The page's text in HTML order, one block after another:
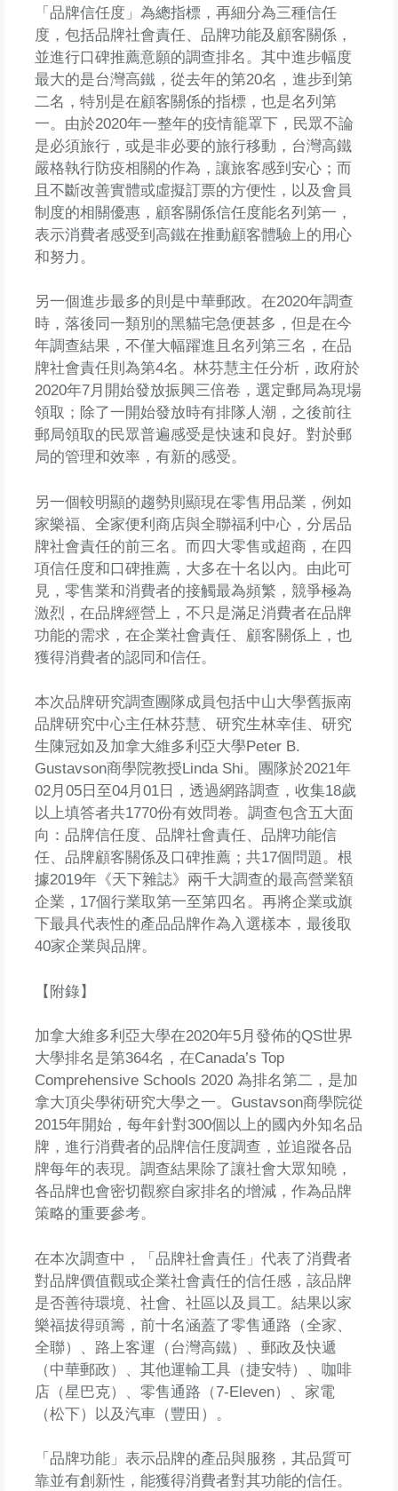
「品牌信任度」為總指標，再細分為三種信任
度，包括品牌社會責任、品牌功能及顧客關係，
並進行口碑推薦意願的調查排名。其中進步幅度
最大的是台灣高鐵，從去年的第20名，進步到第
二名，特別是在顧客關係的指標，也是名列第
一。由於2020年一整年的疫情籠罩下，民眾不論
是必須旅行，或是非必要的旅行移動，台灣高鐵
嚴格執行防疫相關的作為，讓旅客感到安心；而
且不斷改善實體或虛擬訂票的方便性，以及會員
制度的相關優惠，顧客關係信任度能名列第一，
表示消費者感受到高鐵在推動顧客體驗上的用心
和努力。
另一個進步最多的則是中華郵政。在2020年調查
時，落後同一類別的黑貓宅急便甚多，但是在今
年調查結果，不僅大幅躍進且名列第三名，在品
牌社會責任則為第4名。林芬慧主任分析，政府於
2020年7月開始發放振興三倍卷，選定郵局為現場
領取；除了一開始發放時有排隊人潮，之後前往
郵局領取的民眾普遍感受是快速和良好。對於郵
局的管理和效率，有新的感受。
另一個較明顯的趨勢則顯現在零售用品業，例如
家樂福、全家便利商店與全聯福利中心，分居品
牌社會責任的前三名。而四大零售或超商，在四
項信任度和口碑推薦，大多在十名以內。由此可
見，零售業和消費者的接觸最為頻繁，競爭極為
激烈，在品牌經營上，不只是滿足消費者在品牌
功能的需求，在企業社會責任、顧客關係上，也
獲得消費者的認同和信任。
本次品牌研究調查團隊成員包括中山大學舊振南
品牌研究中心主任林芬慧、研究生林幸佳、研究
生陳冠如及加拿大維多利亞大學Peter B.
Gustavson商學院教授Linda Shi。團隊於2021年
02月05日至04月01日，透過網路調查，收集18歲
以上填答者共1770份有效問卷。調查包含五大面
向：品牌信任度、品牌社會責任、品牌功能信
任、品牌顧客關係及口碑推薦；共17個問題。根
據2019年《天下雜誌》兩千大調查的最高營業額
企業，17個行業取第一至第四名。再將企業或旗
下最具代表性的產品品牌作為入選樣本，最後取
40家企業與品牌。
【附錄】
加拿大維多利亞大學在2020年5月發佈的QS世界
大學排名是第364名，在Canada’s Top
Comprehensive Schools 2020 為排名第二，是加
拿大頂尖學術研究大學之一。Gustavson商學院從
2015年開始，每年針對300個以上的國內外知名品
牌，進行消費者的品牌信任度調查，並追蹤各品
牌每年的表現。調查結果除了讓社會大眾知曉，
各品牌也會密切觀察自家排名的增減，作為品牌
策略的重要參考。
在本次調查中，「品牌社會責任」代表了消費者
對品牌價值觀或企業社會責任的信任感，該品牌
是否善待環境、社會、社區以及員工。結果以家
樂福拔得頭籌，前十名涵蓋了零售通路（全家、
全聯）、路上客運（台灣高鐵）、郵政及快遞
（中華郵政）、其他運輸工具（捷安特）、咖啡
店（星巴克）、零售通路（7-Eleven）、家電
（松下）以及汽車（豐田）。
「品牌功能」表示品牌的產品與服務，其品質可
靠並有創新性，能獲得消費者對其功能的信任。